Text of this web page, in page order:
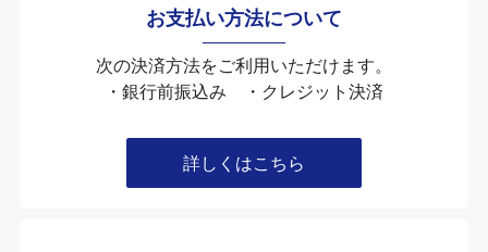
お支払い方法について
次の決済方法をご利用いただけます。
・銀行前振込み ・クレジット決済
詳しくはこちら